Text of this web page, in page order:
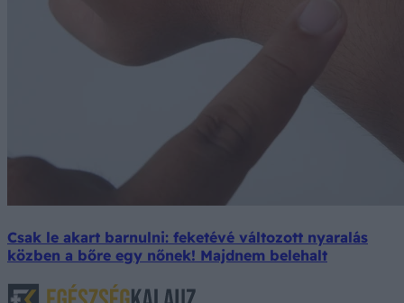
Csak le akart barnulni: feketévé változott nyaralás
közben a bőre egy nőnek! Majdnem belehalt